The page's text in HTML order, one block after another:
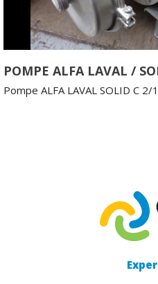
POMPE ALFA LAVAL /
Pompe ALFA LAVAL SOLID C 2/